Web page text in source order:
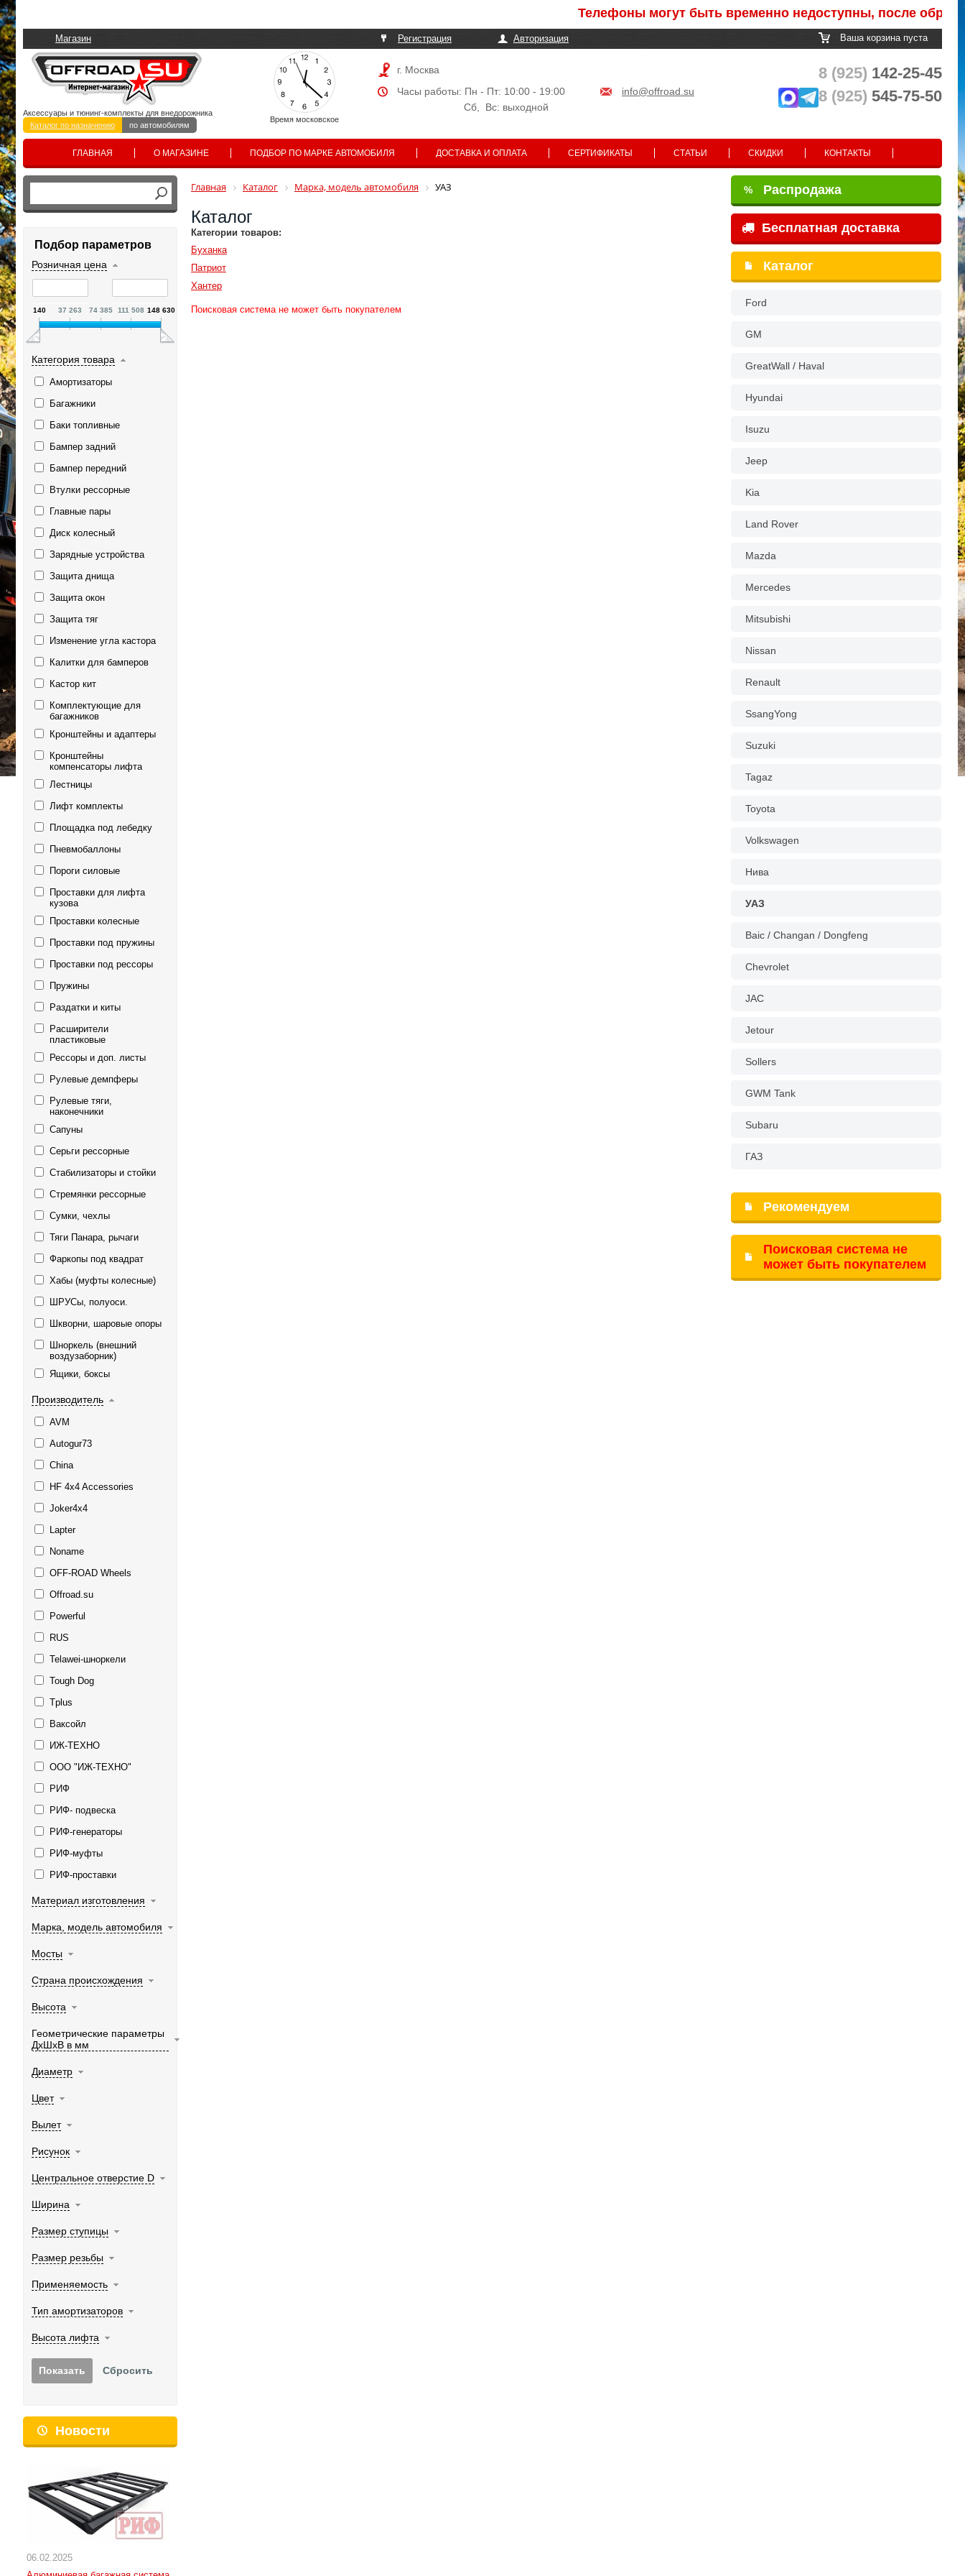
Телефоны могут быть временно недоступны, после обработки
Магазин Регистрация Авторизация Ваша корзина пуста
Время московское
Аксессуары и тюнинг-комплекты для внедорожника
Каталог по назначению
по автомобилям
г. Москва
Часы работы: Пн - Пт: 10:00 - 19:00
info@offroad.su
Сб, Вс: выходной
8 (925) 142-25-45
8 (925) 545-75-50
ГЛАВНАЯ О МАГАЗИНЕ ПОДБОР ПО МАРКЕ АВТОМОБИЛЯ ДОСТАВКА И ОПЛАТА СЕРТИФИКАТЫ СТАТЬИ СКИДКИ КОНТАКТЫ
Подбор параметров
Розничная цена
140 37 263 74 385 111 508 148 630
Категория товара
Амортизаторы
Багажники
Баки топливные
Бампер задний
Бампер передний
Втулки рессорные
Главные пары
Диск колесный
Зарядные устройства
Защита днища
Защита окон
Защита тяг
Изменение угла кастора
Калитки для бамперов
Кастор кит
Комплектующие для
багажников
Кронштейны и адаптеры
Кронштейны
компенсаторы лифта
Лестницы
Лифт комплекты
Площадка под лебедку
Пневмобаллоны
Пороги силовые
Проставки для лифта
кузова
Проставки колесные
Проставки под пружины
Проставки под рессоры
Пружины
Раздатки и киты
Расширители
пластиковые
Рессоры и доп. листы
Рулевые демпферы
Рулевые тяги,
наконечники
Сапуны
Серьги рессорные
Стабилизаторы и стойки
Стремянки рессорные
Сумки, чехлы
Тяги Панара, рычаги
Фаркопы под квадрат
Хабы (муфты колесные)
ШРУСы, полуоси.
Шкворни, шаровые опоры
Шноркель (внешний
воздузаборник)
Ящики, боксы
Производитель
AVM
Autogur73
China
HF 4x4 Accessories
Joker4x4
Lapter
Noname
OFF-ROAD Wheels
Offroad.su
Powerful
RUS
Telawei-шноркели
Tough Dog
Tplus
Ваксойл
ИЖ-ТЕХНО
ООО "ИЖ-ТЕХНО"
РИФ
РИФ- подвеска
РИФ-генераторы
РИФ-муфты
РИФ-проставки
Материал изготовления
Марка, модель автомобиля
Мосты
Страна происхождения
Высота
Геометрические параметры
ДхШхВ в мм
Диаметр
Цвет
Вылет
Рисунок
Центральное отверстие D
Ширина
Размер ступицы
Размер резьбы
Применяемость
Тип амортизаторов
Высота лифта
Новости
06.02.2025
Главная Каталог Марка, модель автомобиля УАЗ
Каталог
Категории товаров:
Буханка
Патриот
Хантер
Поисковая система не может быть покупателем
% Распродажа
Бесплатная доставка
Каталог
Ford
GM
GreatWall / Haval
Hyundai
Isuzu
Jeep
Kia
Land Rover
Mazda
Mercedes
Mitsubishi
Nissan
Renault
SsangYong
Suzuki
Tagaz
Toyota
Volkswagen
Нива
УАЗ
Baic / Changan / Dongfeng
Chevrolet
JAC
Jetour
Sollers
GWM Tank
Subaru
ГАЗ
Рекомендуем
Поисковая система не
может быть покупателем